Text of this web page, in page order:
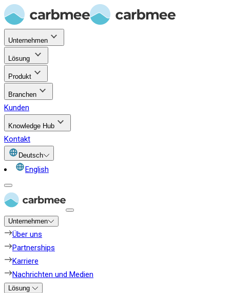
Unternehmen
Lösung
Produkt
Branchen
Kunden
Knowledge Hub
Kontakt
Deutsch
English
Unternehmen
Über uns
Partnerships
Karriere
Nachrichten und Medien
Lösung